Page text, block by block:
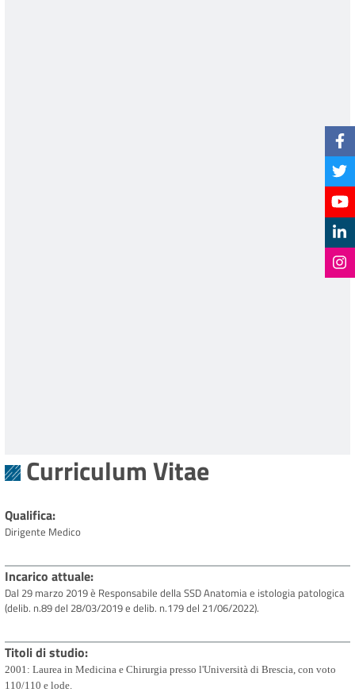
Curriculum Vitae
Qualifica
Dirigente Medico
Incarico attuale
Dal 29 marzo 2019 è Responsabile della SSD Anatomia e istologia patologica
(delib. n.89 del 28/03/2019 e delib. n.179 del 21/06/2022).
Titoli di studio
2001: Laurea in Medicina e Chirurgia presso l'Università di Brescia, con voto
110/110 e lode.